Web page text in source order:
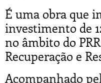
É uma obra que
investimento de
no âmbito do
Recuperação e
Acompanhado